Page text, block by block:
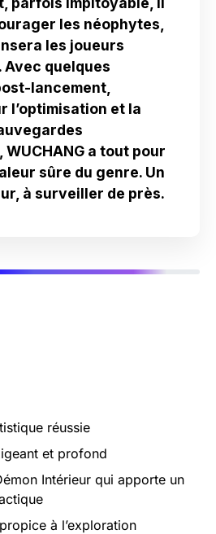
les néophytes,
les joueurs
quelques
lancement,
l’optimisation et la
a tout pour
sûre du genre. Un
à surveiller de près.
réussie
et profond
Intérieur qui apporte un
à l’exploration